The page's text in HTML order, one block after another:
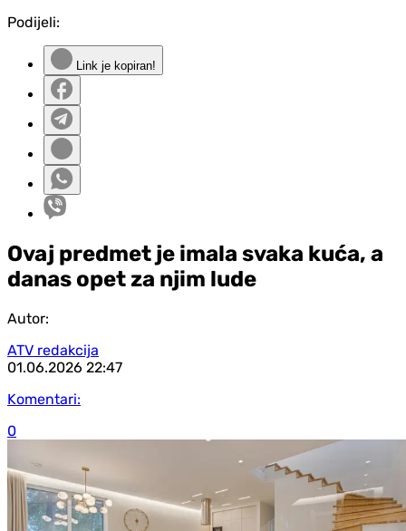
Podijeli:
Link je kopiran!
Ovaj predmet je imala svaka kuća, a
danas opet za njim lude
Autor:
ATV redakcija
01.06.2026 22:47
Komentari:
0